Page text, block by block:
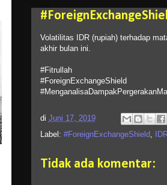
Volatilitas IDR (rupiah) terhadap
akhir bulan ini.
#Fitrullah
#ForeignExchangeShield
di Juni 17, 2019
Label: #ForeignExchangeShield,
Tidak ada komentar: